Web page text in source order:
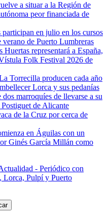
a situar a la Región de
peor financiada de
participan en julio en los cursos
verano de Puerto Lumbreras
representará a España,
Folk Festival 2026 de
Torrecilla producen cada año
Lorca y sus pedanías
marroquíes de llevarse a su
de Alicante
de la Cruz por cerca de
en Águilas con un
Ginés García Millán como
- Periódico con
Lorca, Pulpí y Puerto